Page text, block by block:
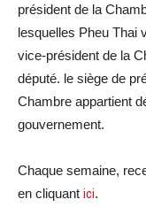
président de la
lesquelles Pheu Thai
vice-président de la
député. le siège de
Chambre appartient
gouvernement.
Chaque semaine,
en cliquant ici.